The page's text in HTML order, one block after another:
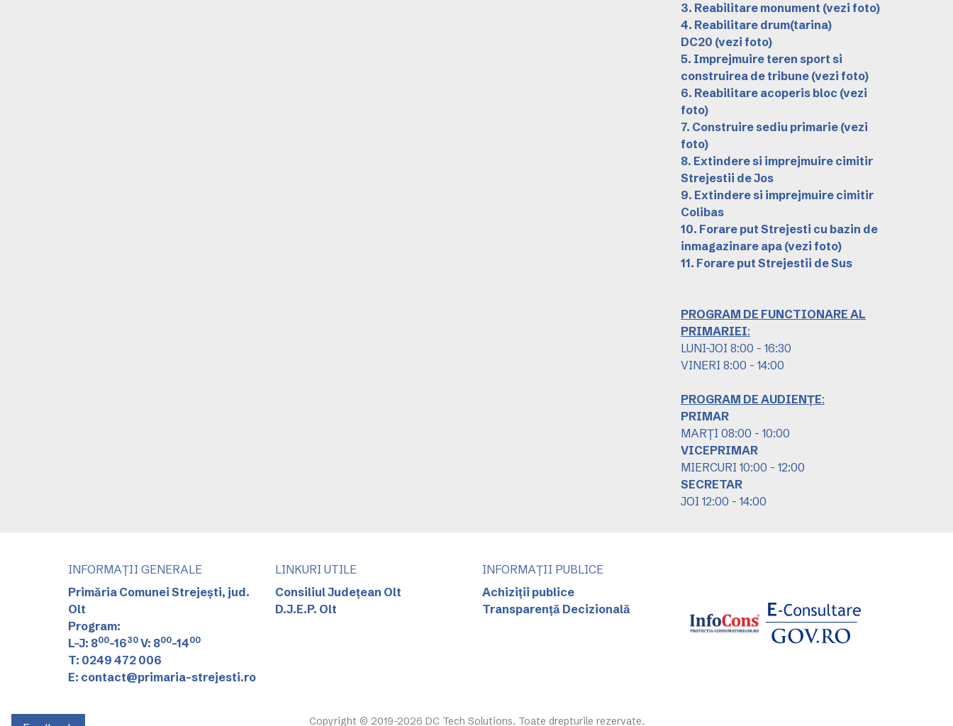
3. Reabilitare monument (vezi foto)
4. Reabilitare drum(tarina)
DC20 (vezi foto)
5. Imprejmuire teren sport si
construirea de tribune (vezi foto)
6. Reabilitare acoperis bloc (vezi
foto)
7. Construire sediu primarie (vezi
foto)
8. Extindere si imprejmuire cimitir
Strejestii de Jos
9. Extindere si imprejmuire cimitir
Colibas
10. Forare put Strejesti cu bazin de
inmagazinare apa (vezi foto)
11. Forare put Strejestii de Sus
PROGRAM DE FUNCTIONARE AL
PRIMARIEI:
LUNI-JOI 8:00 - 16:30
VINERI 8:00 - 14:00
PROGRAM DE AUDIENȚE:
PRIMAR
MARȚI 08:00 - 10:00
VICEPRIMAR
MIERCURI 10:00 - 12:00
SECRETAR
JOI 12:00 - 14:00
INFORMAȚII GENERALE
Primăria Comunei Strejești, jud.
Olt
Program:
L-J: 800-1630 V: 800-1400
T: 0249 472 006
E: contact@primaria-strejesti.ro
LINKURI UTILE
Consiliul Județean Olt
D.J.E.P. Olt
INFORMAȚII PUBLICE
Achiziții publice
Transparență Decizională
Copyright © 2019-2026 DC Tech Solutions. Toate drepturile rezervate.